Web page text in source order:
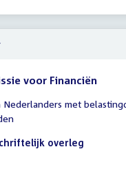
voor Financiën
Nederlanders met
overleg